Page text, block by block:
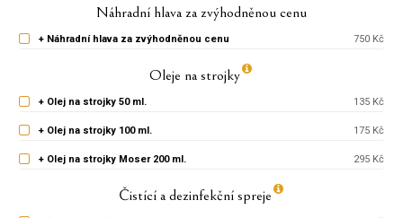
Náhradní hlava za zvýhodněnou cenu
+ Náhradní hlava za zvýhodněnou cenu 750 Kč
Oleje na strojky
+ Olej na strojky 50 ml. 135 Kč
+ Olej na strojky 100 ml. 175 Kč
+ Olej na strojky Moser 200 ml. 295 Kč
Čistící a dezinfekční spreje